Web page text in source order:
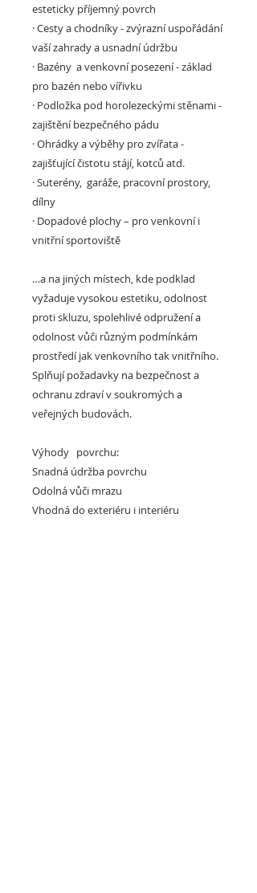
esteticky příjemný povrch
·Cesty a chodníky- zvýrazní uspořádání
vaší zahrady a usnadní údržbu
· Bazény a venkovní posezení -základ
pro bazén nebo vířivku
· Podložka pod horolezeckými stěnami-
zajištění bezpečného pádu
·Ohrádky a výběhy pro zvířata-
zajišťující čistotu stájí, kotců atd.
·Suterény, garáže, pracovní prostory,
dílny
· Dopadové plochy – pro venkovní i
vnitřní sportoviště
…a na jiných místech, kde podklad
vyžaduje vysokou estetiku, odolnost
proti skluzu, spolehlivé odpružení a
odolnost vůči různým podmínkám
prostředí jak venkovního tak vnitřního.
Splňují požadavky na bezpečnost a
ochranu zdraví v soukromých a
veřejných budovách.
Výhody povrchu:
Snadná údržba povrchu
Odolná vůči mrazu
Vhodná do exteriéru i interiéru